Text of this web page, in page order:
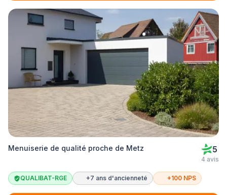
Menuiserie de qualité proche de Metz 5
4 avis
QUALIBAT-RGE +7 ans d'ancienneté +100 NPS